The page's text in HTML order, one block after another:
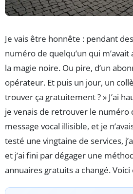
Je vais être honnête : pendant
numéro de quelqu’un qui
la magie noire. Ou pire, d’un
opérateur. Et puis un jour, un
trouver ça gratuitement ? » J’ai
je venais de retrouver le numéro
message vocal illisible, et je
testé une vingtaine de services,
et j’ai fini par dégager une
annuaires gratuits a changé. Voici